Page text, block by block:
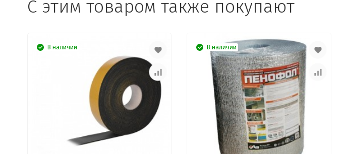
C этим товаром также покупают
В наличии В наличии